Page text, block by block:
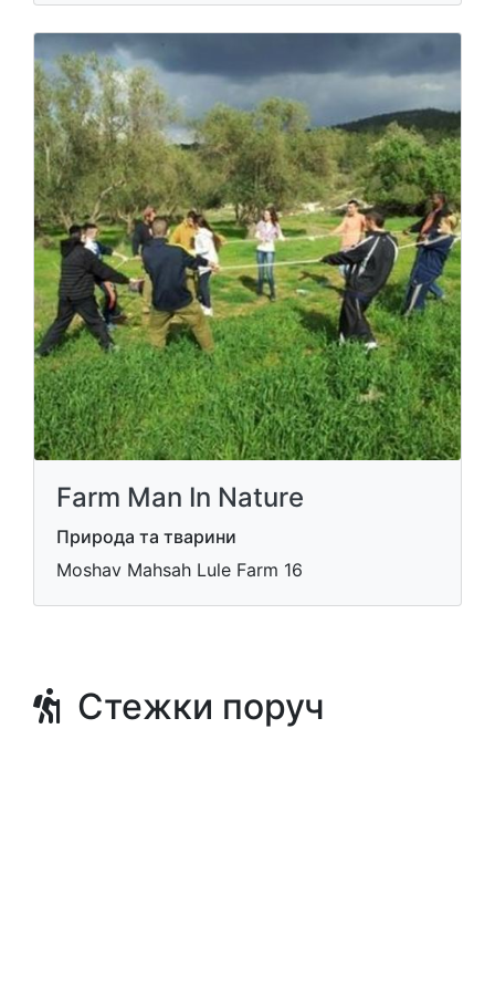
Farm Man In Nature
Природа та тварини
Moshav Mahsah Lule Farm 16
Стежки поруч